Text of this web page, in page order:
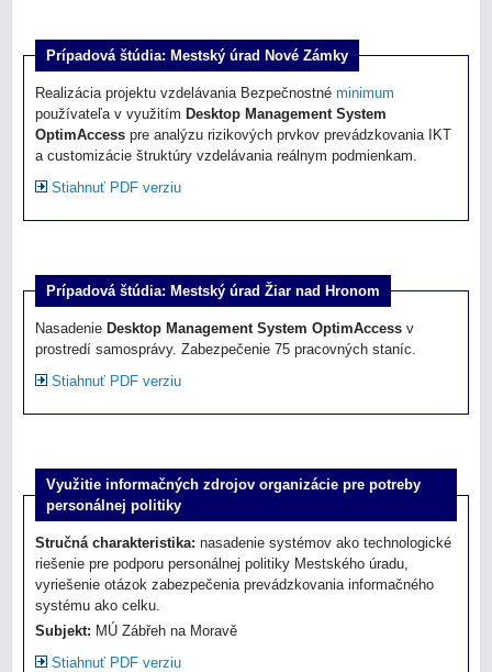
Prípadová štúdia: Mestský úrad Nové Zámky
Realizácia projektu vzdelávania Bezpečnostné minimum
používateľa v využitím Desktop Management System
OptimAccess pre analýzu rizikových prvkov prevádzkovania IKT
a customizácie štruktúry vzdelávania reálnym podmienkam.
Stiahnuť PDF verziu
Prípadová štúdia: Mestský úrad Žiar nad Hronom
Nasadenie Desktop Management System OptimAccess v
prostredí samosprávy. Zabezpečenie 75 pracovných staníc.
Stiahnuť PDF verziu
Využitie informačných zdrojov organizácie pre potreby
personálnej politiky
Stručná charakteristika: nasadenie systémov ako technologické
riešenie pre podporu personálnej politiky Mestského úradu,
vyriešenie otázok zabezpečenia prevádzkovania informačného
systému ako celku.
Subjekt: MÚ Zábřeh na Moravě
Stiahnuť PDF verziu